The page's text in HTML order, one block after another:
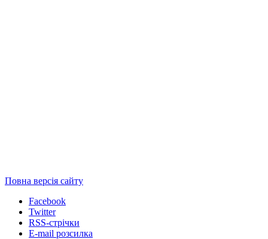
Повна версія сайту
Facebook
Twitter
RSS-стрічки
E-mail розсилка